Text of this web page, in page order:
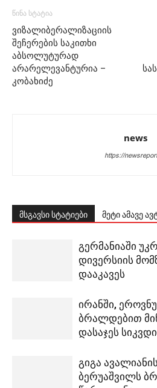
წინა სტატია
ვიზალიბერალიზაციის
შეჩერების საკითხი
აბსოლუტურად
არარელევანტურია –
კობახიძე
news
https://
მსგავსი სტატიები მეტი ამავე
გერმანიაში
დივერსიის
დააკავეს
ირანში,
ბრალდებით
დასაჯეს
გიგა
ბერუაშვილს